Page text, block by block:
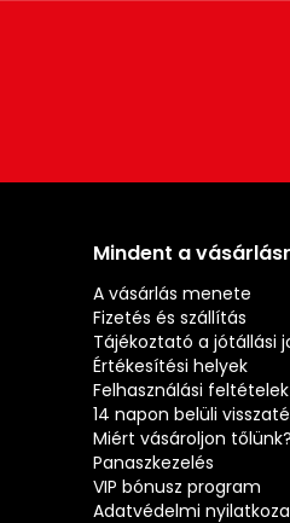
Mindent a
A vásárlás menete
Fizetés és szállítás
Tájékoztató a jótállási
Értékesítési helyek
Felhasználási feltételek
14 napon belüli
Miért vásároljon tőlünk?
Panaszkezelés
VIP bónusz program
Adatvédelmi